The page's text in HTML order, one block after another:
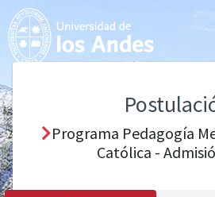
Programa Pedagogía
Católica -